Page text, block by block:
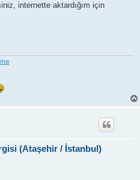
internette aktardığım için
(Ataşehir / İstanbul)